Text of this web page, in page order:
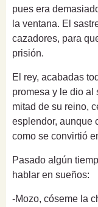
pues era
la ventana. El
cazadores, para
prisión.
El rey, acabadas
promesa y le dio al
mitad de su reino,
esplendor, aunque
como se convirtió
Pasado algún
hablar en sueños:
-Mozo, cóseme la